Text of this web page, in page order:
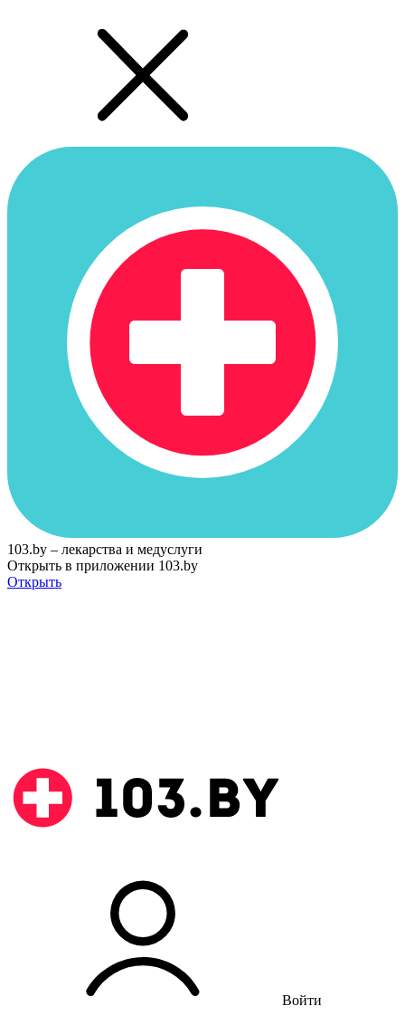
103.by – лекарства и медуслуги
Открыть в приложении 103.by
Открыть
Войти